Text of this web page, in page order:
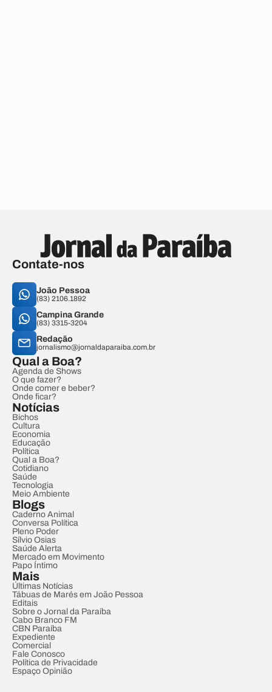
Contate-nos
João Pessoa
(83) 2106.1892
Campina Grande
(83) 3315-3204
Redação
jornalismo@jornaldaparaiba.com.br
Qual a Boa?
Agenda de Shows
O que fazer?
Onde comer e beber?
Onde ficar?
Notícias
Bichos
Cultura
Economia
Educação
Política
Qual a Boa?
Cotidiano
Saúde
Tecnologia
Meio Ambiente
Blogs
Caderno Animal
Conversa Política
Pleno Poder
Sílvio Osias
Saúde Alerta
Mercado em Movimento
Papo Íntimo
Mais
Últimas Notícias
Tábuas de Marés em João Pessoa
Editais
Sobre o Jornal da Paraíba
Cabo Branco FM
CBN Paraíba
Expediente
Comercial
Fale Conosco
Política de Privacidade
Espaço Opinião